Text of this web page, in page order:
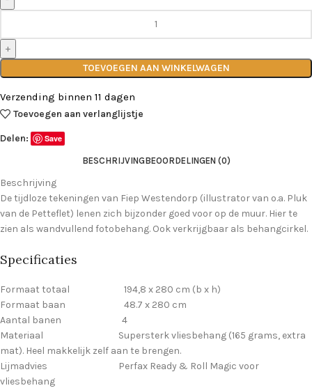
TOEVOEGEN AAN WINKELWAGEN
Verzending binnen 11 dagen
Toevoegen aan verlanglijstje
Delen: Save
BESCHRIJVINGBEOORDELINGEN (0)
Beschrijving
De tijdloze tekeningen van Fiep Westendorp (illustrator van o.a. Pluk
van de Petteflet) lenen zich bijzonder goed voor op de muur. Hier te
zien als wandvullend fotobehang. Ook verkrijgbaar als behangcirkel.
Specificaties
Formaat totaal 194,8 x 280 cm (b x h)
Formaat baan 48.7 x 280 cm
Aantal banen 4
Materiaal Supersterk vliesbehang (165 grams, extra
mat). Heel makkelijk zelf aan te brengen.
Lijmadvies Perfax Ready & Roll Magic voor
vliesbehang